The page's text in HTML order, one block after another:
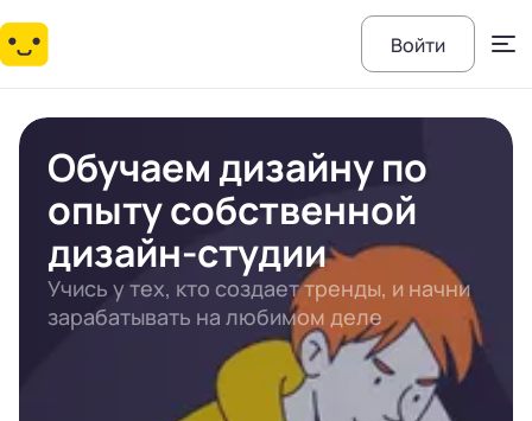
Войти
Обучаем дизайну по
опыту собственной
дизайн-студии
Учись у тех, кто создает тренды, и начни
зарабатывать на любимом деле